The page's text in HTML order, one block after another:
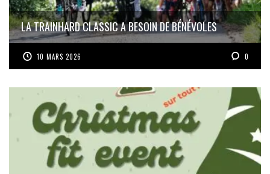
LA TRAINHARD CLASSIC A BESOIN DE BÉNÉVOLES
10 MARS 2026 0